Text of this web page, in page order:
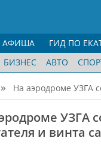
БИЗНЕС АВТО
АФИША ГИД ПО
На аэродроме УЗГА
УЗГА
и винта